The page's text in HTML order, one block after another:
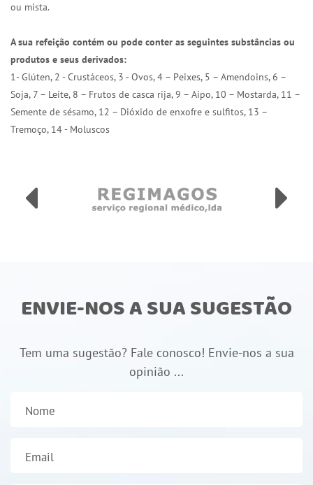
ou mista.
A sua refeição contém ou pode conter as seguintes substâncias ou
produtos e seus derivados:
1- Glúten, 2 - Crustáceos, 3 - Ovos, 4 – Peixes, 5 – Amendoins, 6 –
Soja, 7 – Leite, 8 – Frutos de casca rija, 9 – Aipo, 10 – Mostarda, 11 –
Semente de sésamo, 12 – Dióxido de enxofre e sulfitos, 13 –
Tremoço, 14 - Moluscos
ENVIE-NOS A SUA SUGESTÃO
Tem uma sugestão? Fale conosco! Envie-nos a sua
opinião ...
Nome
Email